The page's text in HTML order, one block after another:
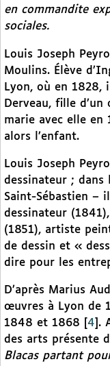
en commandite
sociales.
Louis Joseph
Moulins. Élève
Lyon, où en 1828,
Derveau, fille d’un
marie avec elle en
alors l’enfant.
Louis Joseph
dessinateur ; dans
Saint-Sébastien –
dessinateur
(1851), artiste
de dessin et «
dire pour les
D’après Marius
œuvres à Lyon de
1848 et 1868
4 .
des arts présente
Blacas partant